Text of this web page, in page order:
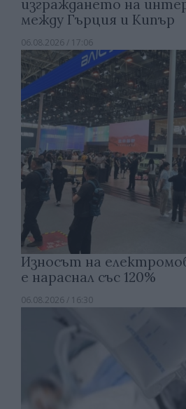
изграждането на
между Гърция и Кипър
06.08.2026 / 17:06
Износът на
е нараснал със 120%
06.08.2026 / 16:30